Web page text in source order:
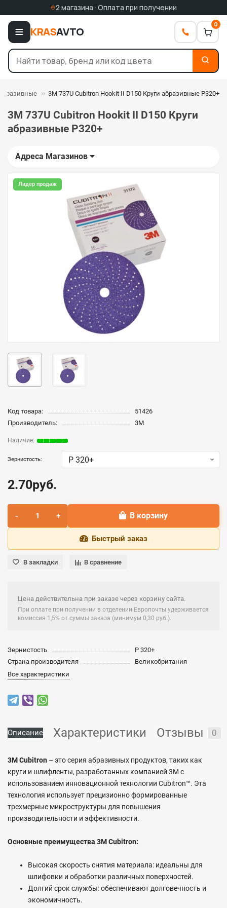
2 магазина · Оплата при получении
KRASAVTO
0
3M 737U Cubitron Hookit II D150 Круги абразивные P320+
3M 737U Cubitron Hookit II D150 Круги
абразивные P320+
Адреса Магазинов
Лидер продаж
Код товара:
51426
Производитель:
3M
Зернистость:
2.70руб.
В корзину
Быстрый заказ
В закладки В сравнение
Цена действительна при заказе через корзину сайта.
При оплате при получении в отделении Европочты удерживается
комиссия 1,5% от суммы заказа (минимум 0,30 руб.).
Зернистость
P 320+
Страна производителя
Великобритания
Все характеристики
Описание Характеристики Отзывы 0
3M Cubitron – это серия абразивных продуктов, таких как
круги и шлифленты, разработанных компанией 3M с
использованием инновационной технологии Cubitron™. Эта
технология использует прецизионно формированные
трехмерные микроструктуры для повышения
производительности и эффективности.
Основные преимущества 3M Cubitron:
Высокая скорость снятия материала: идеальны для
шлифовки и обработки различных поверхностей.
Долгий срок службы: обеспечивают долговечность и
экономичность.